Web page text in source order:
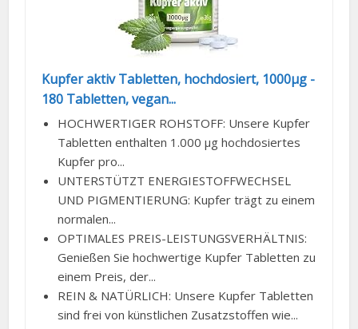
Kupfer aktiv Tabletten, hochdosiert, 1000µg -
180 Tabletten, vegan...
HOCHWERTIGER ROHSTOFF: Unsere Kupfer
Tabletten enthalten 1.000 µg hochdosiertes
Kupfer pro...
UNTERSTÜTZT ENERGIESTOFFWECHSEL
UND PIGMENTIERUNG: Kupfer trägt zu einem
normalen...
OPTIMALES PREIS-LEISTUNGSVERHÄLTNIS:
Genießen Sie hochwertige Kupfer Tabletten zu
einem Preis, der...
REIN & NATÜRLICH: Unsere Kupfer Tabletten
sind frei von künstlichen Zusatzstoffen wie...